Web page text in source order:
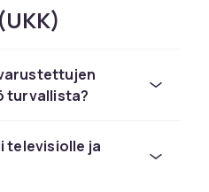
määrä
Olitpa rakentamassa
vain imurille lisää
nurkkaan,
löydät yhden
jossa yhdistyvät
turvallista?
televisiolle ja